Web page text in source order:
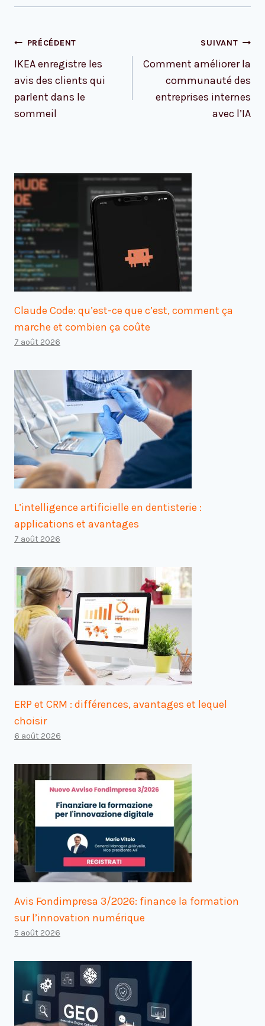
Navigation
l’article
PRÉCÉDENT
IKEA enregistre les
avis des clients qui
parlent dans le
sommeil
SUIVANT
Comment améliorer la
communauté des
entreprises internes
avec l’IA
Claude Code: qu’est-ce que c’est, comment ça
marche et combien ça coûte
7 août 2026
L’intelligence artificielle en dentisterie :
applications et avantages
7 août 2026
ERP et CRM : différences, avantages et lequel
choisir
6 août 2026
Avis Fondimpresa 3/2026: finance la formation
sur l’innovation numérique
5 août 2026